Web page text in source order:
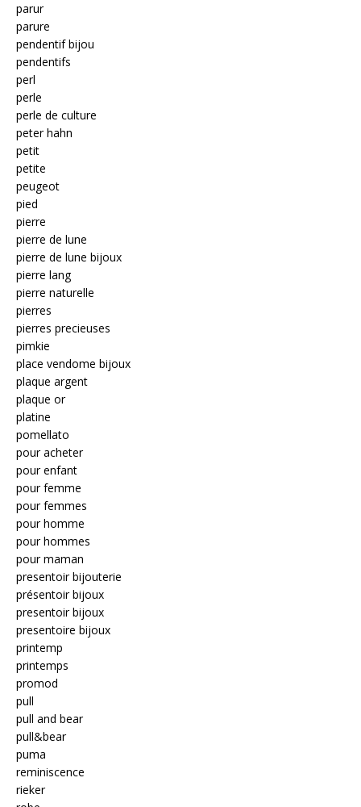
parur
parure
pendentif bijou
pendentifs
perl
perle
perle de culture
peter hahn
petit
petite
peugeot
pied
pierre
pierre de lune
pierre de lune bijoux
pierre lang
pierre naturelle
pierres
pierres precieuses
pimkie
place vendome bijoux
plaque argent
plaque or
platine
pomellato
pour acheter
pour enfant
pour femme
pour femmes
pour homme
pour hommes
pour maman
presentoir bijouterie
présentoir bijoux
presentoir bijoux
presentoire bijoux
printemp
printemps
promod
pull
pull and bear
pull&bear
puma
reminiscence
rieker